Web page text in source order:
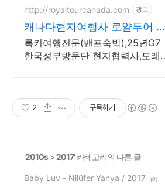
http://royaltourcanada.com 광고
캐나다현지여행사 로얄투어 호
수의 왕 모레인호수 방문
록키여행전문(밴프숙박),25년G7
한국정부방문단 현지협력사,모레
2 구독하기
'2010s>2017' 카테고리의 다른 글
Baby Luv - Nilüfer Yanya / 2017 (0)